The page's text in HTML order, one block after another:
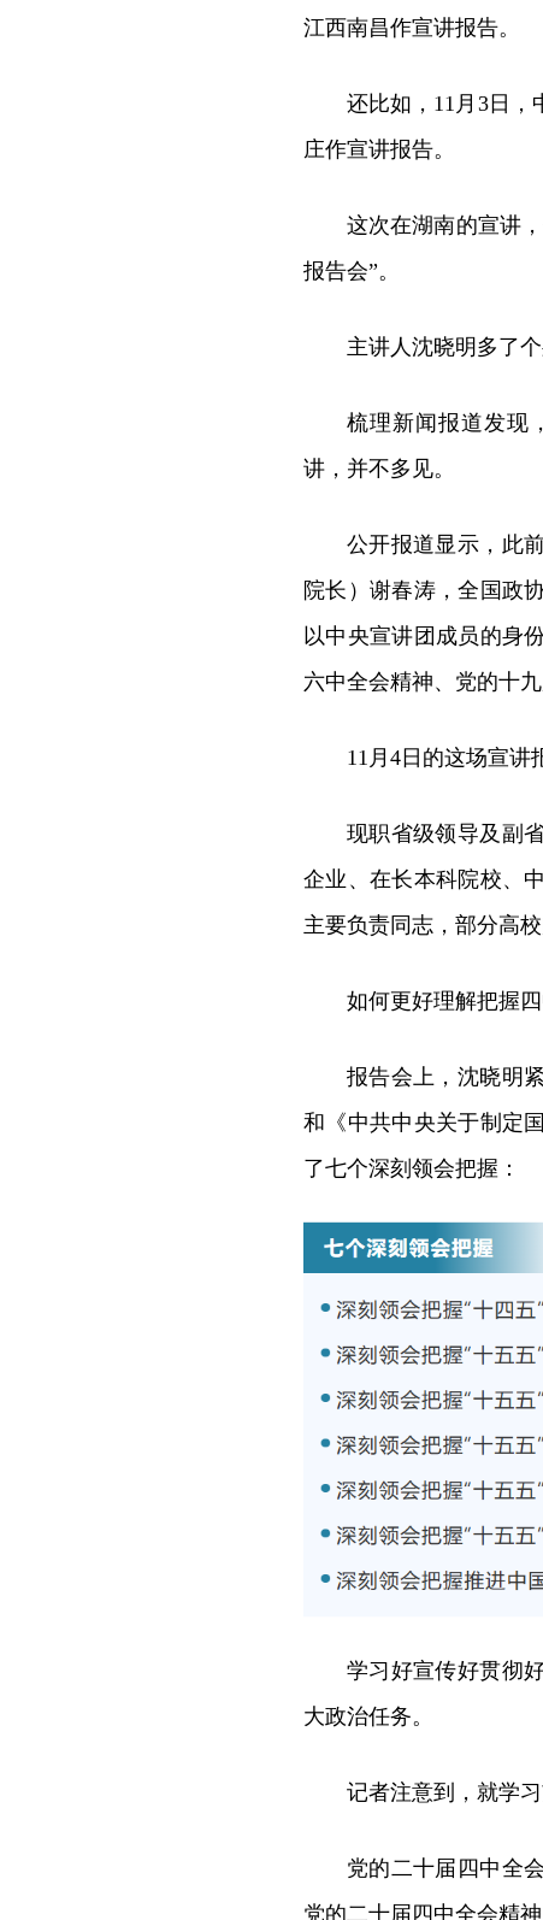
江西南昌作宣讲报告。
还比如，11月3日，
庄作宣讲报告。
这次在湖南的宣讲
报告会”。
主讲人沈晓明多了
梳理新闻报道发现
讲，并不多见。
公开报道显示，此
院长）谢春涛，全国政
以中央宣讲团成员的身
六中全会精神、党的十
11月4日的这场宣讲
现职省级领导及副
企业、在长本科院校、
主要负责同志，部分高
如何更好理解把握
报告会上，沈晓明
和《中共中央关于制定
了七个深刻领会把握：
学习好宣传好贯彻
大政治任务。
记者注意到，就学
党的二十届四中全
党的二十届四中全会精